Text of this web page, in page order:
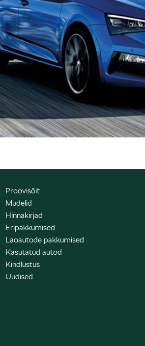
Proovisõit
Mudelid
Hinnakirjad
Eripakkumised
Laoautode pakkumised
Kasutatud autod
Kindlustus
Uudised